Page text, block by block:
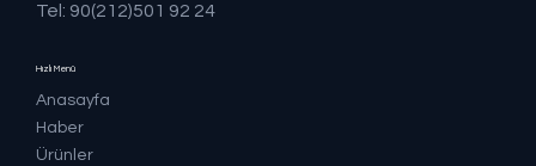
Hızlı Menü
Anasayfa
Haber
Ürünler
Tel: 90(212)501 92 24